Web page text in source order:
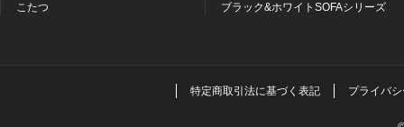
こたつ
ブラック&ホワイトSOFAシリーズ
特定商取引法に基づく表記 プライバ